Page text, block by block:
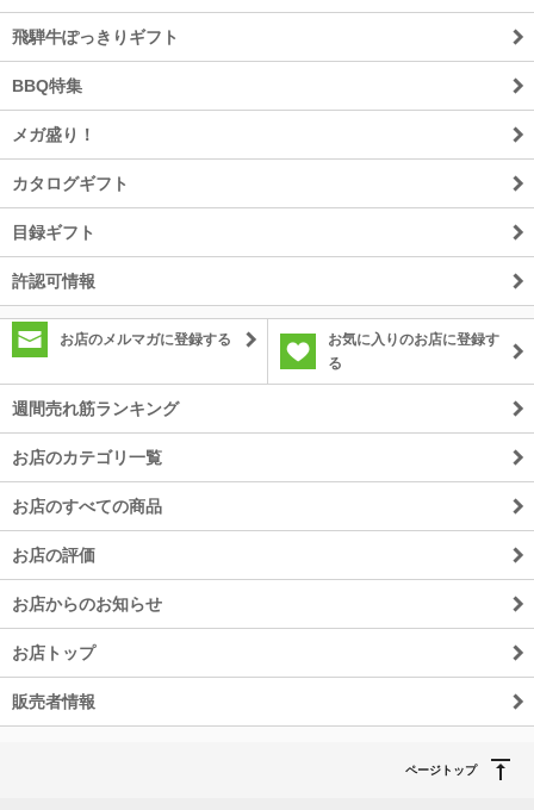
飛騨牛ぽっきりギフト
BBQ特集
メガ盛り！
カタログギフト
目録ギフト
許認可情報
お店のメルマガに登録する
お気に入りのお店に登録す
る
週間売れ筋ランキング
お店のカテゴリ一覧
お店のすべての商品
お店の評価
お店からのお知らせ
お店トップ
販売者情報
ページトップ